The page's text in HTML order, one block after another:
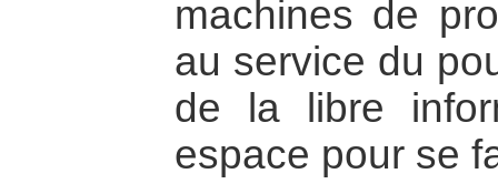
machines de
au service du
de la libre
espace pour se